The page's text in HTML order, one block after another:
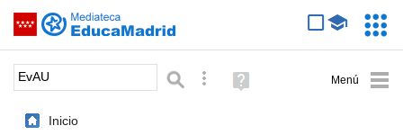
Saltar navegación
Palabra o frase: Búsqueda avanzada
Ayuda
(en
Inicio